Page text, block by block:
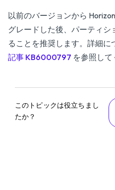
以前のバージョンから
グレードした後、パーティ
ることを推奨します。詳細に
記事 KB6000797 を参照して
このトピックは役立ちまし
たか？